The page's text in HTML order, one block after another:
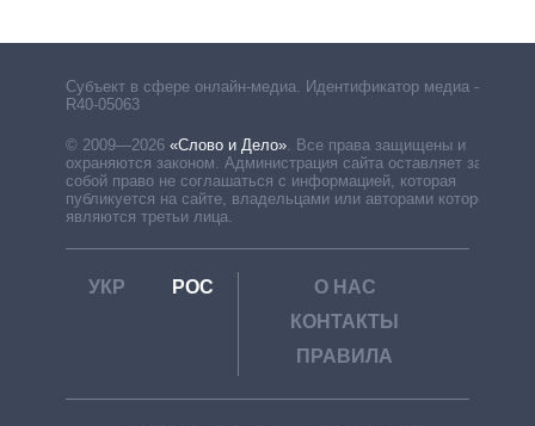
Субъект в сфере онлайн-медиа. Идентификатор медиа –
R40-05063
© 2009—2026 «Слово и Дело» Все права защищены и
охраняются законом. Администрация сайта оставляет за
собой право не соглашаться с информацией, которая
публикуется на сайте, владельцами или авторами которой
являются третьи лица.
УКР РОС
О НАС
КОНТАКТЫ
ПРАВИЛА